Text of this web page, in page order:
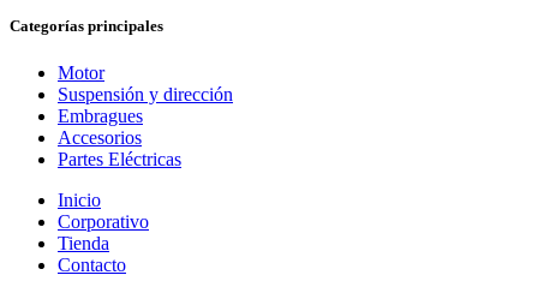
Categorías principales
Motor
Suspensión y dirección
Embragues
Accesorios
Partes Eléctricas
Inicio
Corporativo
Tienda
Contacto